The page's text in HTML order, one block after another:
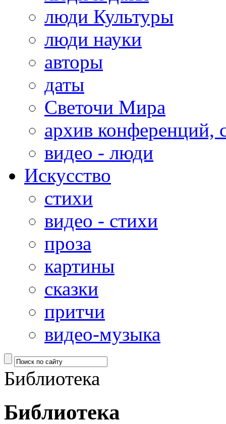
люди Культуры
люди науки
авторы
даты
Светочи Мира
архив конференций,
видео - люди
Искусство
стихи
видео - стихи
проза
картины
сказки
притчи
видео-музыка
Библиотека
Библиотека